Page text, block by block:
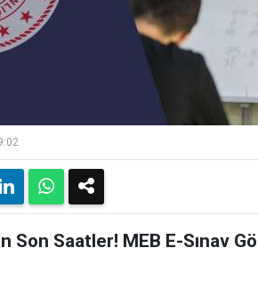
Son Saatler! MEB E-Sınav